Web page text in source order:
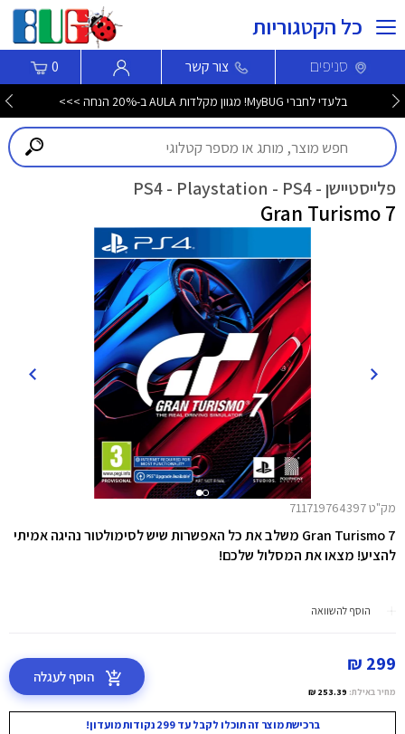
כל הקטגוריות
סניפים צור קשר 0
בלעדי לחברי MyBUG! מגוון מקלדות AULA ב-20% הנחה >>>
פלייסטיישן - PS4 - Playstation - PS4
Gran Turismo 7
מק"ט 711719764397
Gran Turismo 7 משלב את כל האפשרות שיש לסימולטור נהיגה אמיתי
להציע! מצאו את המסלול שלכם!
הוסף להשוואה
299 ₪
מחיר באילת: 253.39 ₪
הוסף לעגלה
ברכישת מוצר זה תוכלו לקבל עד 299 נקודות מועדון!